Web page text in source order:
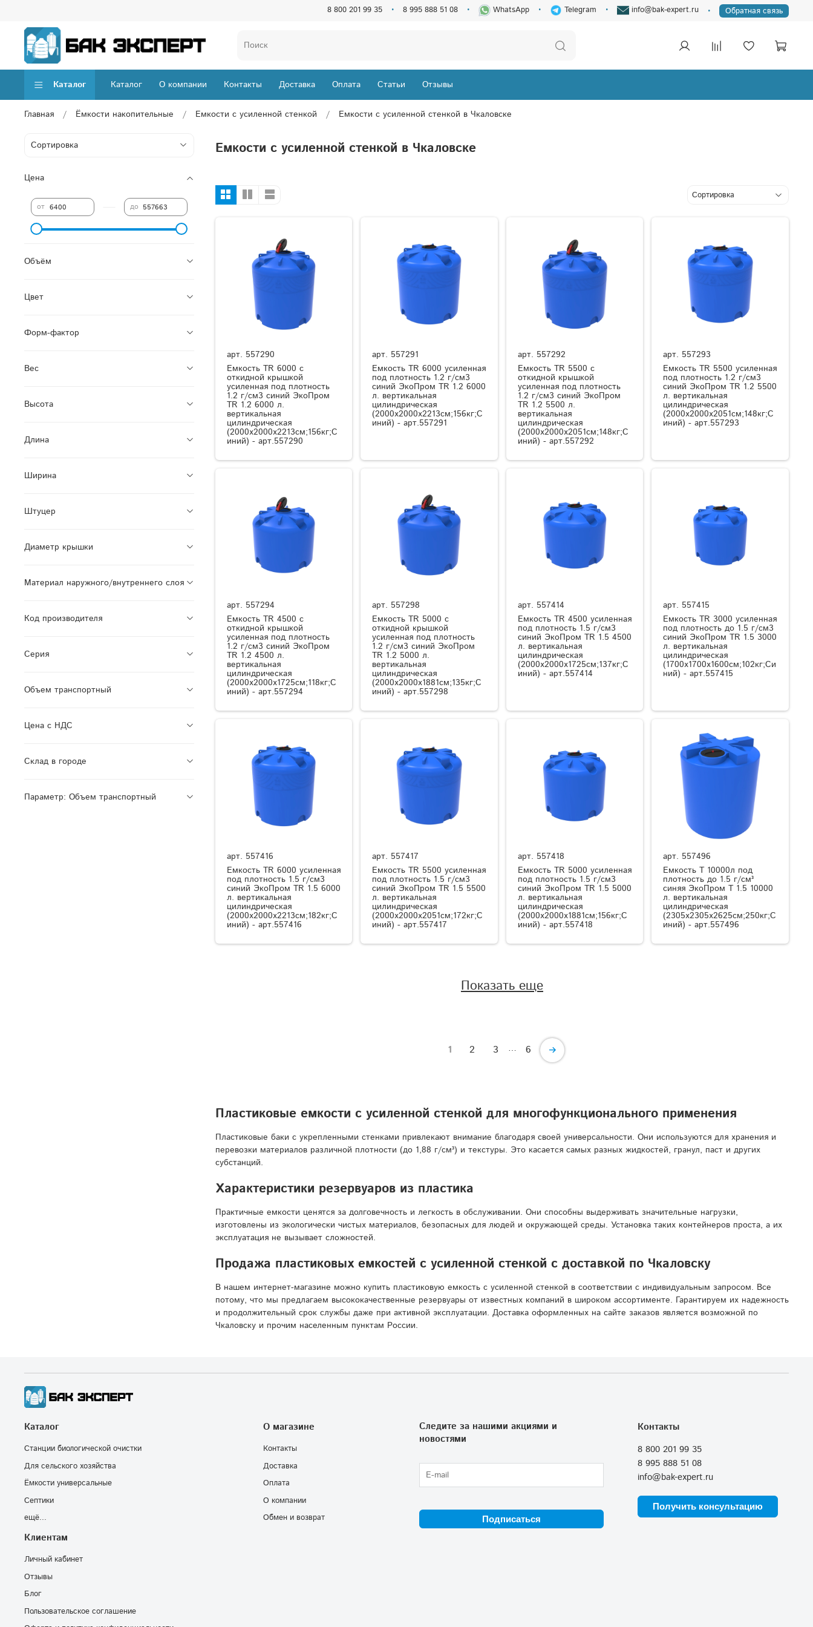
8 800 201 99 35 8 995 888 51 08 WhatsApp Telegram info@bak-expert.ru Обратная связь
Каталог Каталог О компании Контакты Доставка Оплата Статьи Отзывы
Главная Ёмкости накопительные Емкости с усиленной стенкой Емкости с усиленной стенкой в Чкаловске
Емкости с усиленной стенкой в Чкаловске
арт. 557290
Емкость TR 6000 с
откидной крышкой
усиленная под плотность
1.2 г/см3 синий ЭкоПром
TR 1.2 6000 л.
вертикальная
цилиндрическая
(2000x2000x2213см;156кг;С
иний) - арт.557290
арт. 557291
Емкость TR 6000 усиленная
под плотность 1.2 г/см3
синий ЭкоПром TR 1.2 6000
л. вертикальная
цилиндрическая
(2000x2000x2213см;156кг;С
иний) - арт.557291
арт. 557292
Емкость TR 5500 с
откидной крышкой
усиленная под плотность
1.2 г/см3 синий ЭкоПром
TR 1.2 5500 л.
вертикальная
цилиндрическая
(2000x2000x2051см;148кг;С
иний) - арт.557292
арт. 557293
Емкость TR 5500 усиленная
под плотность 1.2 г/см3
синий ЭкоПром TR 1.2 5500
л. вертикальная
цилиндрическая
(2000x2000x2051см;148кг;С
иний) - арт.557293
арт. 557294
Емкость TR 4500 с
откидной крышкой
усиленная под плотность
1.2 г/см3 синий ЭкоПром
TR 1.2 4500 л.
вертикальная
цилиндрическая
(2000x2000x1725см;118кг;С
иний) - арт.557294
арт. 557298
Емкость TR 5000 с
откидной крышкой
усиленная под плотность
1.2 г/см3 синий ЭкоПром
TR 1.2 5000 л.
вертикальная
цилиндрическая
(2000x2000x1881см;135кг;С
иний) - арт.557298
арт. 557414
Емкость TR 4500 усиленная
под плотность 1.5 г/см3
синий ЭкоПром TR 1.5 4500
л. вертикальная
цилиндрическая
(2000x2000x1725см;137кг;С
иний) - арт.557414
арт. 557415
Емкость TR 3000 усиленная
под плотность до 1.5 г/см3
синий ЭкоПром TR 1.5 3000
л. вертикальная
цилиндрическая
(1700x1700x1600см;102кг;Си
ний) - арт.557415
арт. 557416
Емкость TR 6000 усиленная
под плотность 1.5 г/см3
синий ЭкоПром TR 1.5 6000
л. вертикальная
цилиндрическая
(2000x2000x2213см;182кг;С
иний) - арт.557416
арт. 557417
Емкость TR 5500 усиленная
под плотность 1.5 г/см3
синий ЭкоПром TR 1.5 5500
л. вертикальная
цилиндрическая
(2000x2000x2051см;172кг;С
иний) - арт.557417
арт. 557418
Емкость TR 5000 усиленная
под плотность 1.5 г/см3
синий ЭкоПром TR 1.5 5000
л. вертикальная
цилиндрическая
(2000x2000x1881см;156кг;С
иний) - арт.557418
арт. 557496
Емкость T 10000л под
плотность до 1.5 г/см³
синяя ЭкоПром T 1.5 10000
л. вертикальная
цилиндрическая
(2305x2305x2625см;250кг;С
иний) - арт.557496
Показать еще
1 2 3 … 6
Пластиковые емкости с усиленной стенкой для многофункционального применения
Пластиковые баки с укрепленными стенками привлекают внимание благодаря своей универсальности. Они используются для хранения и
перевозки материалов различной плотности (до 1,88 г/см³) и текстуры. Это касается самых разных жидкостей, гранул, паст и других
субстанций.
Характеристики резервуаров из пластика
Практичные емкости ценятся за долговечность и легкость в обслуживании. Они способны выдерживать значительные нагрузки,
изготовлены из экологически чистых материалов, безопасных для людей и окружающей среды. Установка таких контейнеров проста, а их
эксплуатация не вызывает сложностей.
Продажа пластиковых емкостей с усиленной стенкой с доставкой по Чкаловску
В нашем интернет-магазине можно купить пластиковую емкость с усиленной стенкой в соответствии с индивидуальным запросом. Все
потому, что мы предлагаем высококачественные резервуары от известных компаний в широком ассортименте. Гарантируем их надежность
и продолжительный срок службы даже при активной эксплуатации. Доставка оформленных на сайте заказов является возможной по
Чкаловску и прочим населенным пунктам России.
Цена
от до
Объём
Цвет
Форм-фактор
Вес
Высота
Длина
Ширина
Штуцер
Диаметр крышки
Материал наружного/внутреннего слоя
Код производителя
Серия
Объем транспортный
Цена с НДС
Склад в городе
Параметр: Объем транспортный
Каталог
Станции биологической очистки
Для сельского хозяйства
Ёмкости универсальные
Септики
ещё...
О магазине
Контакты
Доставка
Оплата
О компании
Обмен и возврат
Клиентам
Личный кабинет
Отзывы
Блог
Пользовательское соглашение
Контакты
8 800 201 99 35
8 995 888 51 08
info@bak-expert.ru
Получить консультацию
Следите за нашими акциями и
новостями
Подписаться